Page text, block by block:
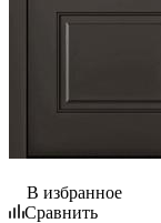
В избранное
Сравнить